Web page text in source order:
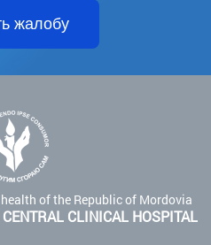
жалобу
of the Republic of Mordovia
CLINICAL HOSPITAL